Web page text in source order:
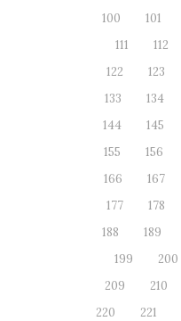
100
101
111
112
122
123
133
134
144
145
155
156
166
167
177
178
188
189
199
200
209
210
220
221